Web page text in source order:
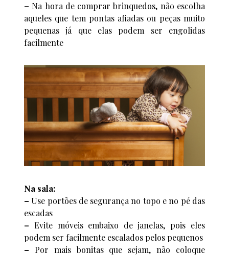
– Na hora de comprar brinquedos, não escolha
aqueles que tem pontas afiadas ou peças muito
pequenas já que elas podem ser engolidas
facilmente
Na sala:
– Use portões de segurança no topo e no pé das
escadas
– Evite móveis embaixo de janelas, pois eles
podem ser facilmente escalados pelos pequenos
– Por mais bonitas que sejam, não coloque